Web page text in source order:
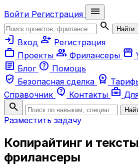
Войти Регистрация
menu
search
Найти
login Вход person_add Регистрация
work Проекты group Фрилансеры storefront
article Блог help Помощь
verified_user Безопасная сделка workspace_premium
Справочник contact_support Контакты business_center
search
Разместить задачу
Копирайтинг и
фрилансеры